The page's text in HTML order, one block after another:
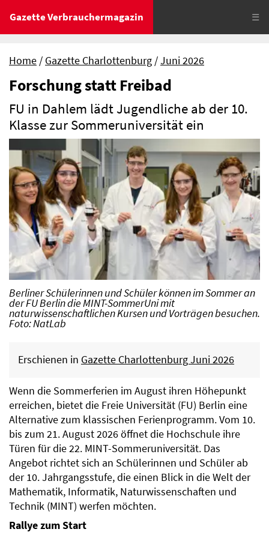
Gazette Verbrauchermagazin ☰
Home Gazette Charlottenburg Juni 2026
Forschung statt Freibad
FU in Dahlem lädt Jugendliche ab der 10.
Klasse zur Sommeruniversität ein
Berliner Schülerinnen und Schüler können im Sommer an
der FU Berlin die MINT-SommerUni mit
naturwissenschaftlichen Kursen und Vorträgen besuchen.
Foto: NatLab
Erschienen in Gazette Charlottenburg Juni 2026
Wenn die Sommerferien im August ihren Höhepunkt
erreichen, bietet die Freie Universität (FU) Berlin eine
Alternative zum klassischen Ferienprogramm. Vom 10.
bis zum 21. August 2026 öffnet die Hochschule ihre
Türen für die 22. MINT-Sommeruniversität. Das
Angebot richtet sich an Schülerinnen und Schüler ab
der 10. Jahrgangsstufe, die einen Blick in die Welt der
Mathematik, Informatik, Naturwissenschaften und
Technik (MINT) werfen möchten.
Rallye zum Start